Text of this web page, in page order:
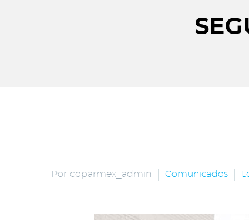
Por coparmex_admin Comunicados